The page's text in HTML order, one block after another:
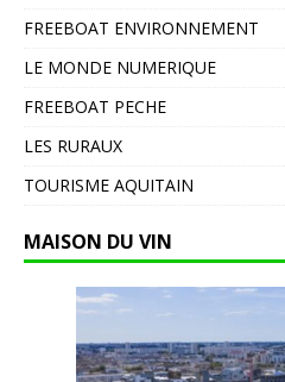
FREEBOAT ENVIRONNEMENT
LE MONDE NUMERIQUE
FREEBOAT PECHE
LES RURAUX
TOURISME AQUITAIN
MAISON DU VIN